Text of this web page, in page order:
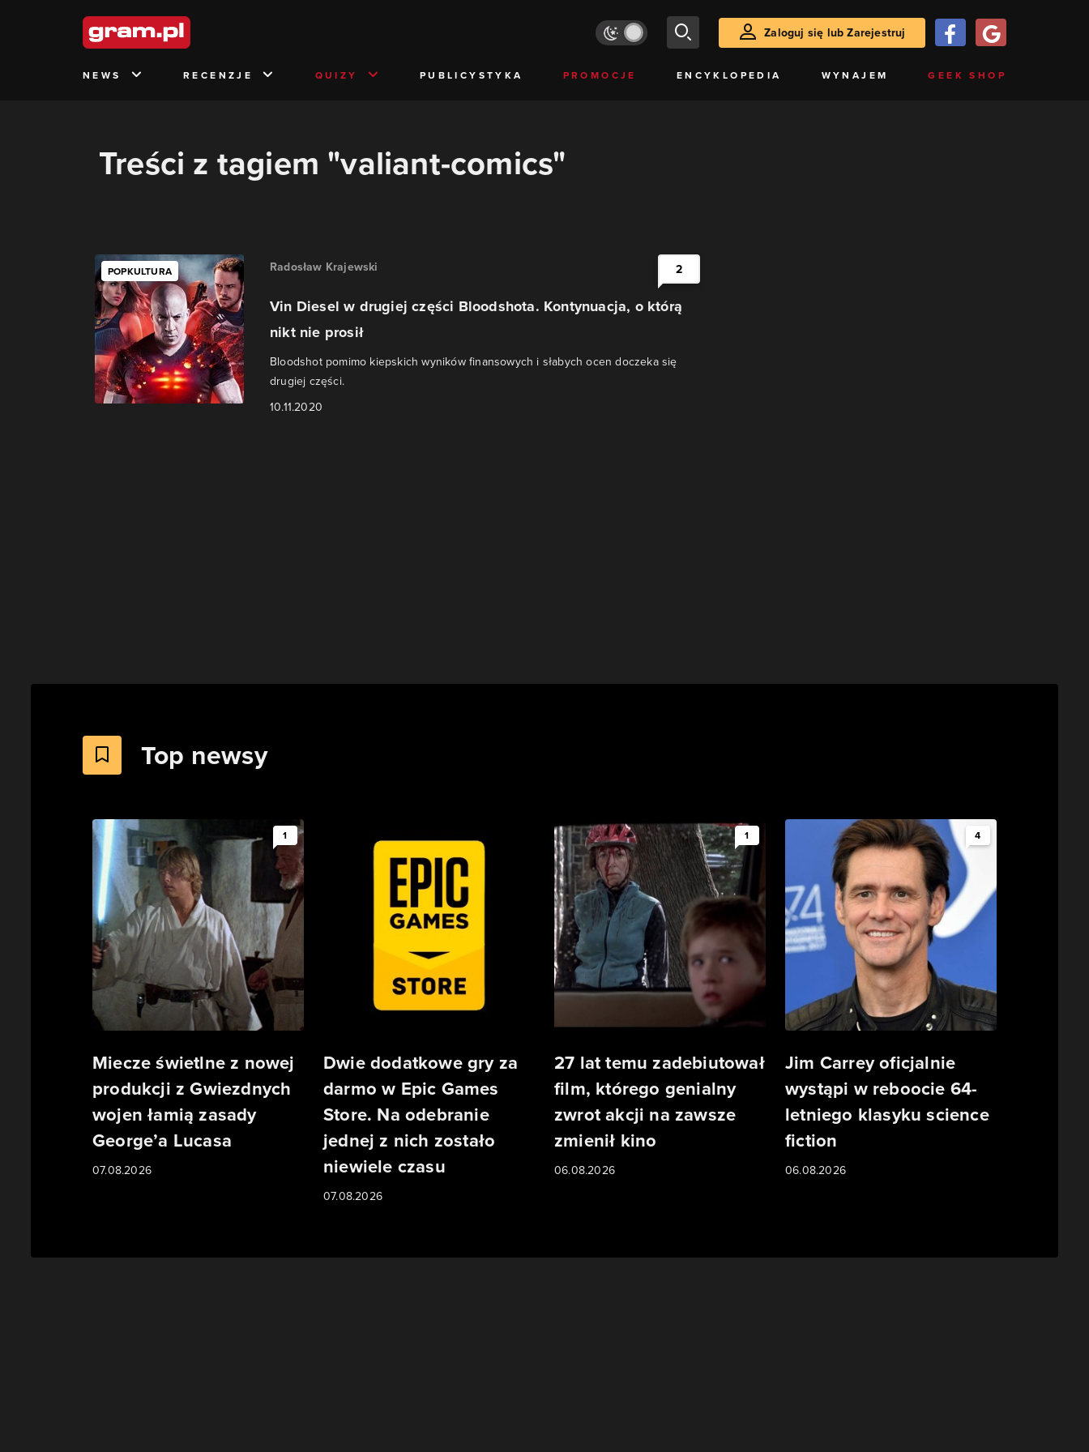
Zaloguj się lub Zarejestruj
NEWS RECENZJE QUIZY PUBLICYSTYKA PROMOCJE ENCYKLOPEDIA WYNAJEM GEEK SHOP
Treści z tagiem "valiant-comics"
POPKULTURA Radosław Krajewski
Vin Diesel w drugiej części Bloodshota. Kontynuacja, o którą
nikt nie prosił
Bloodshot pomimo kiepskich wyników finansowych i słabych ocen doczeka się
drugiej części.
10.11.2020
2
Top newsy
1
Miecze świetlne z nowej
produkcji z Gwiezdnych
wojen łamią zasady
George’a Lucasa
07.08.2026
Dwie dodatkowe gry za
darmo w Epic Games
Store. Na odebranie
jednej z nich zostało
niewiele czasu
07.08.2026
1
27 lat temu zadebiutował
film, którego genialny
zwrot akcji na zawsze
zmienił kino
06.08.2026
4
Jim Carrey oficjalnie
wystąpi w reboocie 64-
letniego klasyku science
fiction
06.08.2026